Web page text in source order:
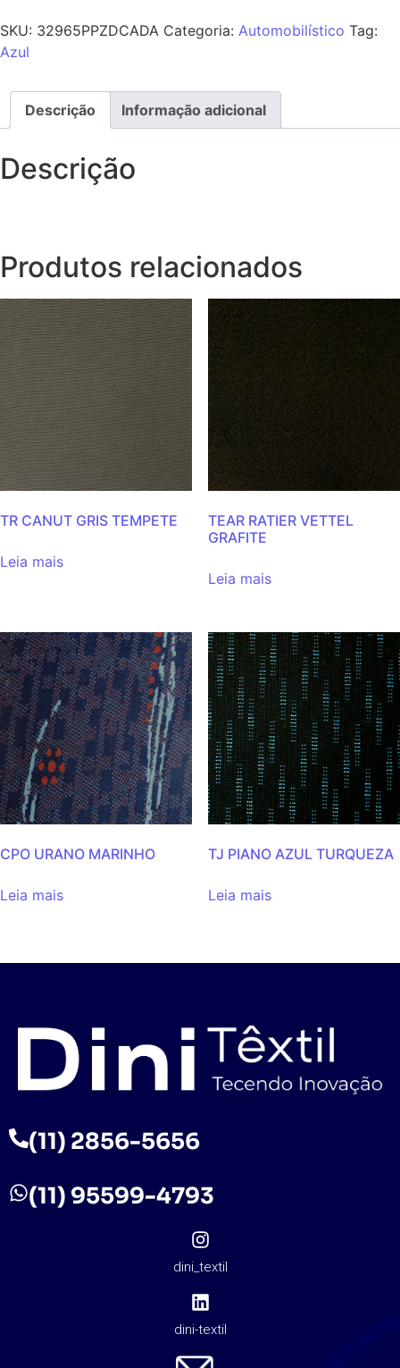
SKU: 32965PPZDCADA Categoria: Automobilístico Tag:
Azul
Descrição Informação adicional
Descrição
Produtos relacionados
TR CANUT GRIS TEMPETE
Leia mais
TEAR RATIER VETTEL
GRAFITE
Leia mais
CPO URANO MARINHO
Leia mais
TJ PIANO AZUL TURQUEZA
Leia mais
(11) 2856-5656
(11) 95599-4793
dini_textil
dini-textil